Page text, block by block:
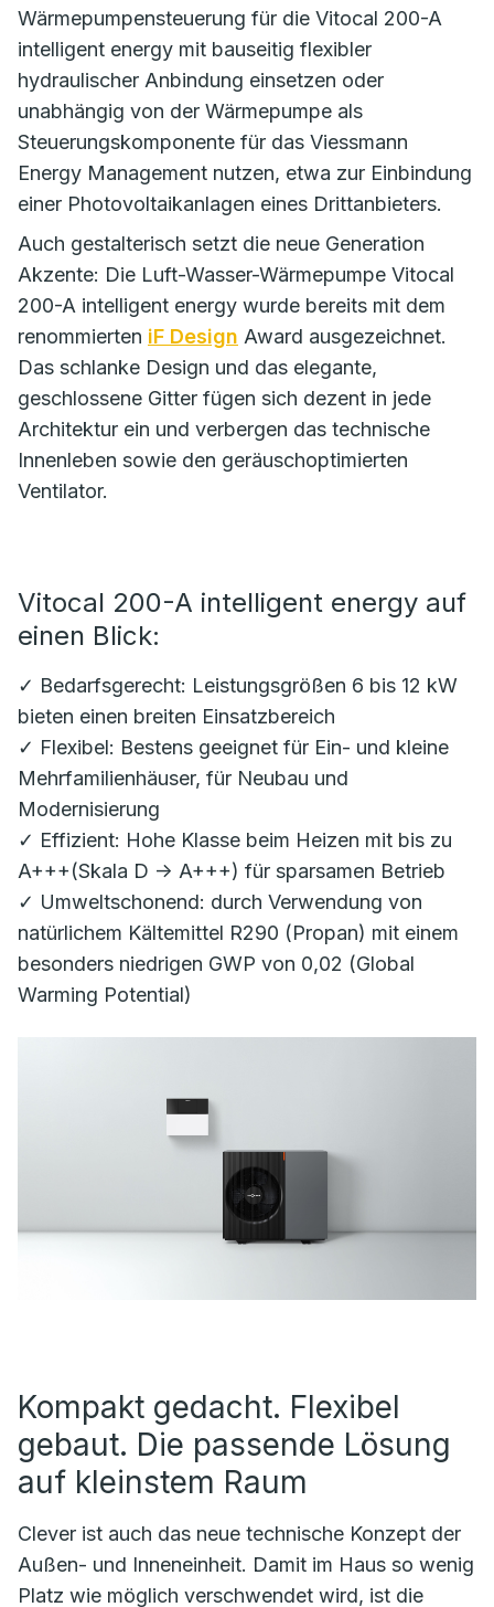
Wärmepumpensteuerung für die Vitocal 200-A
intelligent energy mit bauseitig flexibler
hydraulischer Anbindung einsetzen oder
unabhängig von der Wärmepumpe als
Steuerungskomponente für das Viessmann
Energy Management nutzen, etwa zur Einbindung
einer Photovoltaikanlagen eines Drittanbieters.
Auch gestalterisch setzt die neue Generation
Akzente: Die Luft-Wasser-Wärmepumpe Vitocal
200-A intelligent energy wurde bereits mit dem
renommierten iF Design Award ausgezeichnet.
Das schlanke Design und das elegante,
geschlossene Gitter fügen sich dezent in jede
Architektur ein und verbergen das technische
Innenleben sowie den geräuschoptimierten
Ventilator.
Vitocal 200-A intelligent energy auf
einen Blick:
✓ Bedarfsgerecht: Leistungsgrößen 6 bis 12 kW
bieten einen breiten Einsatzbereich
✓ Flexibel: Bestens geeignet für Ein- und kleine
Mehrfamilienhäuser, für Neubau und
Modernisierung
✓ Effizient: Hohe Klasse beim Heizen mit bis zu
A+++(Skala D -> A+++) für sparsamen Betrieb
✓ Umweltschonend: durch Verwendung von
natürlichem Kältemittel R290 (Propan) mit einem
besonders niedrigen GWP von 0,02 (Global
Warming Potential)
Kompakt gedacht. Flexibel
gebaut. Die passende Lösung
auf kleinstem Raum
Clever ist auch das neue technische Konzept der
Außen- und Inneneinheit. Damit im Haus so wenig
Platz wie möglich verschwendet wird, ist die